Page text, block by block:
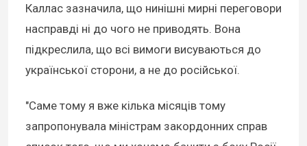
Каллас зазначила, що нинішні мирні переговори
насправді ні до чого не приводять. Вона
підкреслила, що всі вимоги висуваються до
української сторони, а не до російської.
"Саме тому я вже кілька місяців тому
запропонувала міністрам закордонних справ